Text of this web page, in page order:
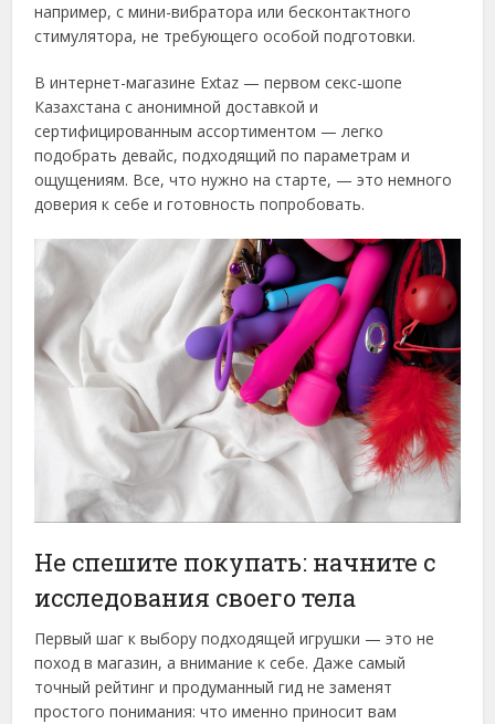
например, с мини-вибратора или бесконтактного
стимулятора, не требующего особой подготовки.
В интернет-магазине Extaz — первом секс-шопе
Казахстана с анонимной доставкой и
сертифицированным ассортиментом — легко
подобрать девайс, подходящий по параметрам и
ощущениям. Все, что нужно на старте, — это немного
доверия к себе и готовность попробовать.
Не спешите покупать: начните с
исследования своего тела
Первый шаг к выбору подходящей игрушки — это не
поход в магазин, а внимание к себе. Даже самый
точный рейтинг и продуманный гид не заменят
простого понимания: что именно приносит вам